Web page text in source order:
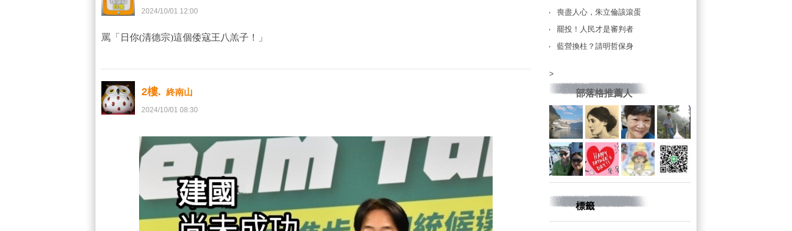
2024/10/01 12:00
罵「日你(清德宗)這個倭寇王八羔子！」
2樓. 終南山
2024/10/01 08:30
喪盡人心，朱立倫該滾蛋
罷投！人民才是審判者
藍營換柱？請明哲保身
>
部落格推薦人
標籤